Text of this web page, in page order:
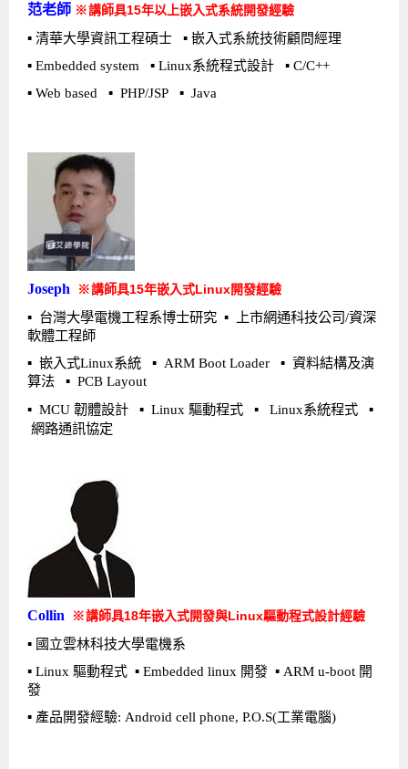
范老師 ※講師具15年以上嵌入式系統開發經驗
▪ 清華大學資訊工程碩士 ▪ 嵌入式系統技術顧問經理
▪ Embedded system ▪ Linux系統程式設計 ▪ C/C++
▪ Web based ▪ PHP/JSP ▪ Java
Joseph ※講師具15年嵌入式Linux開發經驗
▪ 台灣大學電機工程系博士研究 ▪ 上市網通科技公司/資深
軟體工程師
▪ 嵌入式Linux系統 ▪ ARM Boot Loader ▪ 資料結構及演
算法 ▪ PCB Layout
▪ MCU 韌體設計 ▪ Linux 驅動程式 ▪ Linux系統程式 ▪
網路通訊協定
Collin ※講師具18年嵌入式開發與Linux驅動程式設計經驗
▪ 國立雲林科技大學電機系
▪ Linux 驅動程式 ▪ Embedded linux 開發 ▪ ARM u-boot 開
發
▪ 產品開發經驗: Android cell phone, P.O.S(工業電腦)